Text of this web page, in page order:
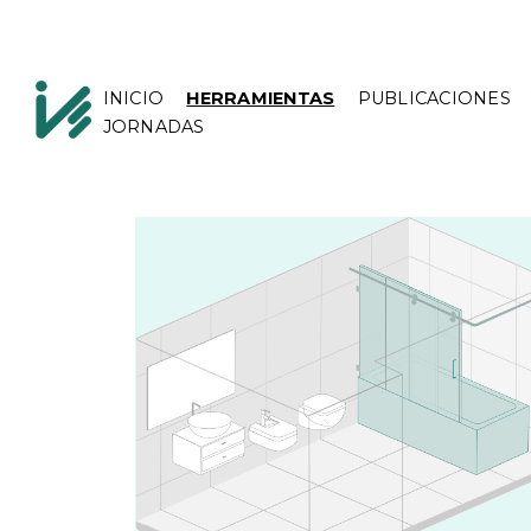
INICIO HERRAMIENTAS PUBLICACIONES
JORNADAS